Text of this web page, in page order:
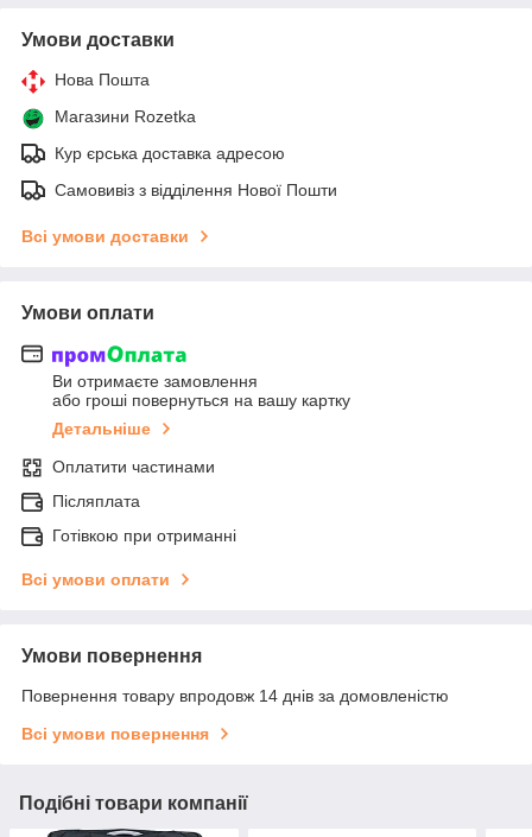
Умови доставки
Нова Пошта
Магазини Rozetka
Кур єрська доставка адресою
Самовивіз з відділення Нової Пошти
Всі умови доставки
Умови оплати
Ви отримаєте замовлення
або гроші повернуться на вашу картку
Детальніше
Оплатити частинами
Післяплата
Готівкою при отриманні
Всі умови оплати
Умови повернення
Повернення товару впродовж 14 днів за домовленістю
Всі умови повернення
Подібні товари компанії